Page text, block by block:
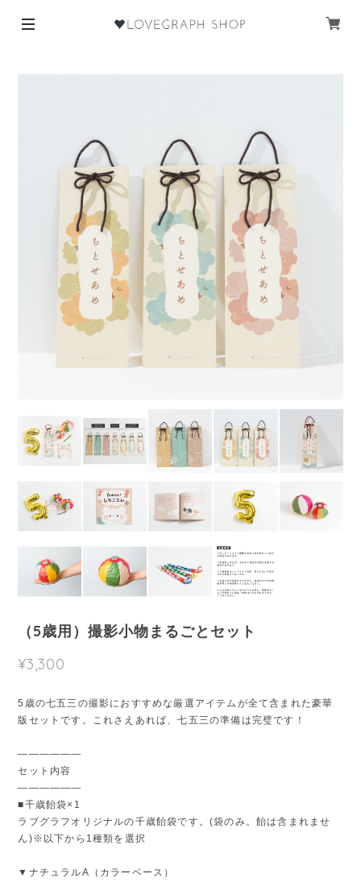
（5歳用）撮影小物まるごとセット
¥3,300
5歳の七五三の撮影におすすめな厳選アイテムが全て含まれた豪華
版セットです。これさえあれば、七五三の準備は完璧です！
――――――
セット内容
――――――
■千歳飴袋×1
ラブグラフオリジナルの千歳飴袋です。(袋のみ。飴は含まれませ
ん)※以下から1種類を選択
▼ナチュラルA（カラーベース）